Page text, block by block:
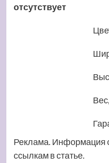
отсутствует
Реклама. Информация
ссылкам в статье.